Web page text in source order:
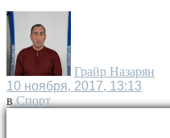
Грайр Назарян
10 ноября, 2017, 13:13
в Спорт